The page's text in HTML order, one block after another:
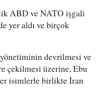
ABD ve NATO işgali
yer aldı ve birçok
devrilmesi ve
çekilmesi üzerine, Ebu
isimlerle birlikte İran